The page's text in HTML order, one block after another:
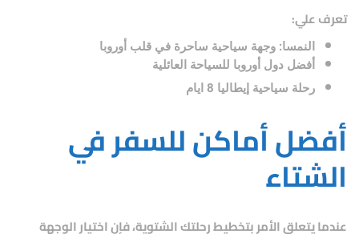
تعرف علي:
النمسا: وجهة سياحية ساحرة في قلب أوروبا
أفضل دول أوروبا للسياحة العائلية
رحلة سياحية إيطاليا 8 ايام
أفضل أماكن للسفر في
الشتاء
عندما يتعلق الأمر بتخطيط رحلتك الشتوية، فإن اختيار الوجهة